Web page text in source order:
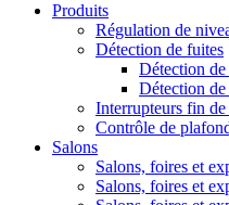
Produits
Régulation de
Détection de fuites
Détection
Détection
Interrupteurs fin de
Contrôle de
Salons
Salons, foires et
Salons, foires et